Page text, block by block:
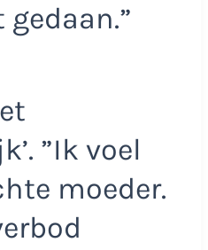
”Ik voel
moeder.